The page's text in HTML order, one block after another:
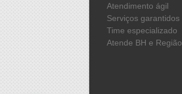
Atendimento ágil
Serviços garantidos
Time especializado
Atende BH e Região